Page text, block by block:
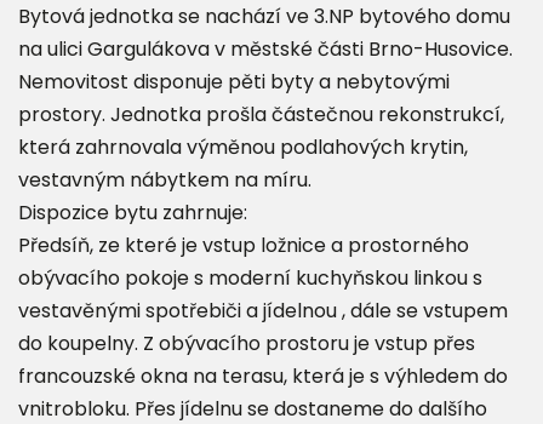
Bytová jednotka se nachází ve 3.NP bytového domu
na ulici Gargulákova v městské části Brno-Husovice.
Nemovitost disponuje pěti byty a nebytovými
prostory. Jednotka prošla částečnou rekonstrukcí,
která zahrnovala výměnou podlahových krytin,
vestavným nábytkem na míru.
Dispozice bytu zahrnuje:
Předsíň, ze které je vstup ložnice a prostorného
obývacího pokoje s moderní kuchyňskou linkou s
vestavěnými spotřebiči a jídelnou , dále se vstupem
do koupelny. Z obývacího prostoru je vstup přes
francouzské okna na terasu, která je s výhledem do
vnitrobloku. Přes jídelnu se dostaneme do dalšího